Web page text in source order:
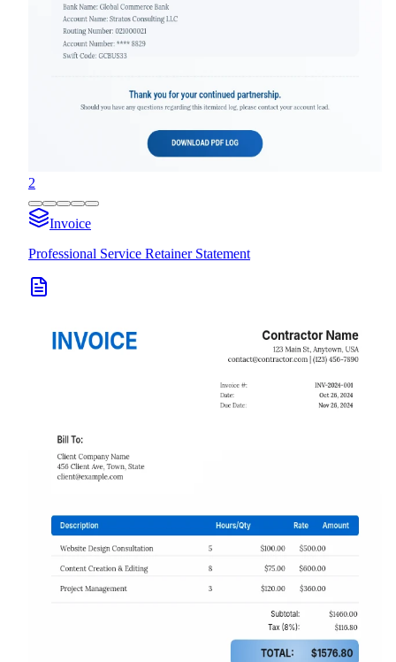
2
Invoice
Professional Service Retainer Statement